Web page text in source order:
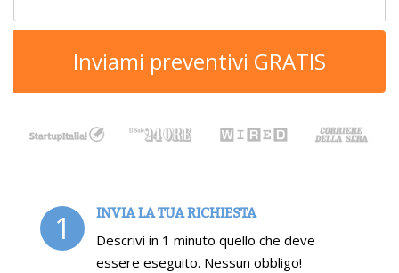
Inviami preventivi GRATIS
1 INVIA LA TUA RICHIESTA
Descrivi in 1 minuto quello che deve
essere eseguito. Nessun obbligo!